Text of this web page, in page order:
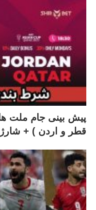
پیش بینی جام ملت
قطر و اردن ) +